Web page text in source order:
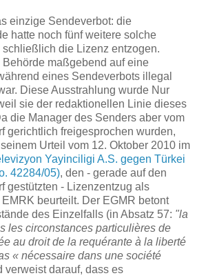
einzige Sendeverbot: die
hatte noch fünf weitere solche
die Lizenz entzogen.
maßgebend auf eine
eines Sendeverbots illegal
Diese Ausstrahlung wurde Nur
sie der redaktionellen Linie dieses
die Manager des Senders aber vom
gerichtlich freigesprochen wurden,
Urteil vom 12. Oktober 2010 im
Yayinciligi A.S. gegen Türkei
42284/05), den - gerade auf den
gestützten - Lizenzentzug als
beurteilt. Der EGMR betont
des Einzelfalls (in Absatz 57: "la
les circonstances particulières de
au droit de la requérante à la liberté
« nécessaire dans une société
verweist darauf, dass es